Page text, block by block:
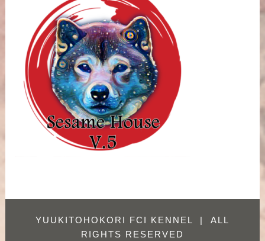
YUUKITOHOKORI FCI KENNEL |
ALL
RIGHTS RESERVED